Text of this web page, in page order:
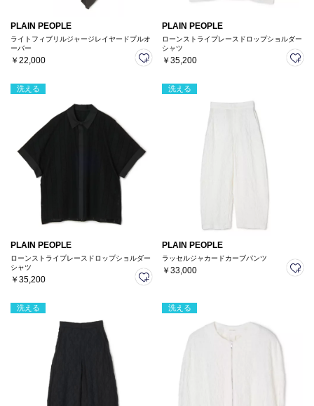
PLAIN PEOPLE
ライトフィブリルジャージレイヤードプルオ
ーバー
￥22,000
PLAIN PEOPLE
ローンストライプレースドロップショルダー
シャツ
￥35,200
洗える
PLAIN PEOPLE
ローンストライプレースドロップショルダー
シャツ
￥35,200
洗える
PLAIN PEOPLE
ラッセルジャカードカーブパンツ
￥33,000
洗える 洗える